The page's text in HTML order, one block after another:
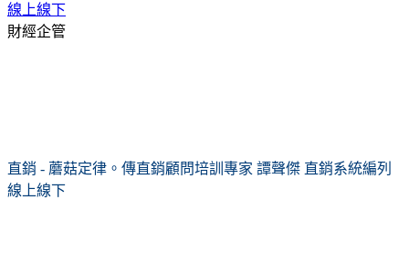
線上線下
財經企管
直銷 - 蘑菇定律。傳直銷顧問培訓專家 譚聲傑 直銷系統編列
線上線下